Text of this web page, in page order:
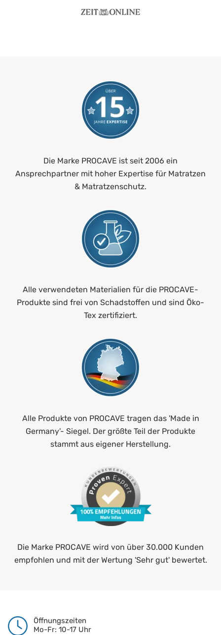
Die Marke PROCAVE ist seit 2006 ein
Ansprechpartner mit hoher Expertise für Matratzen
& Matratzenschutz.
Alle verwendeten Materialien für die PROCAVE-
Produkte sind frei von Schadstoffen und sind Öko-
Tex zertifiziert.
Alle Produkte von PROCAVE tragen das 'Made in
Germany'- Siegel. Der größte Teil der Produkte
stammt aus eigener Herstellung.
Die Marke PROCAVE wird von über 30.000 Kunden
empfohlen und mit der Wertung 'Sehr gut' bewertet.
Öffnungszeiten
Mo-Fr: 10-17 Uhr